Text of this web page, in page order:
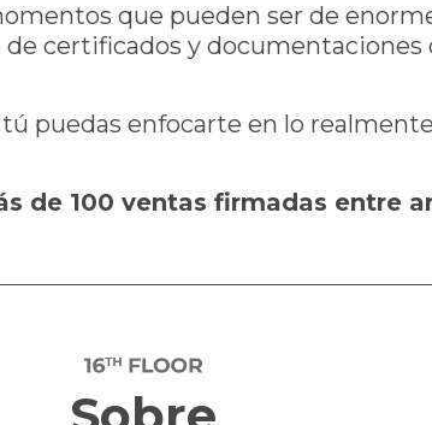
que pueden ser de
certificados y documentaciones
puedas enfocarte en lo
de 100 ventas firmadas entre